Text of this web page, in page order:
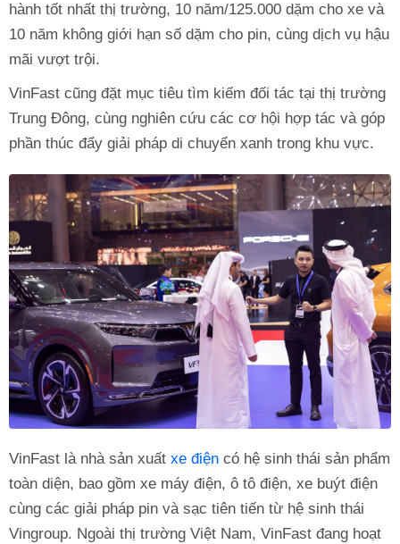
hành tốt nhất thị trường, 10 năm/125.000 dặm cho xe và
10 năm không giới hạn số dặm cho pin, cùng dịch vụ hậu
mãi vượt trội.
VinFast cũng đặt mục tiêu tìm kiếm đối tác tại thị trường
Trung Đông, cùng nghiên cứu các cơ hội hợp tác và góp
phần thúc đẩy giải pháp di chuyển xanh trong khu vực.
VinFast là nhà sản xuất xe điện có hệ sinh thái sản phẩm
toàn diện, bao gồm xe máy điện, ô tô điện, xe buýt điện
cùng các giải pháp pin và sạc tiên tiến từ hệ sinh thái
Vingroup. Ngoài thị trường Việt Nam, VinFast đang hoạt